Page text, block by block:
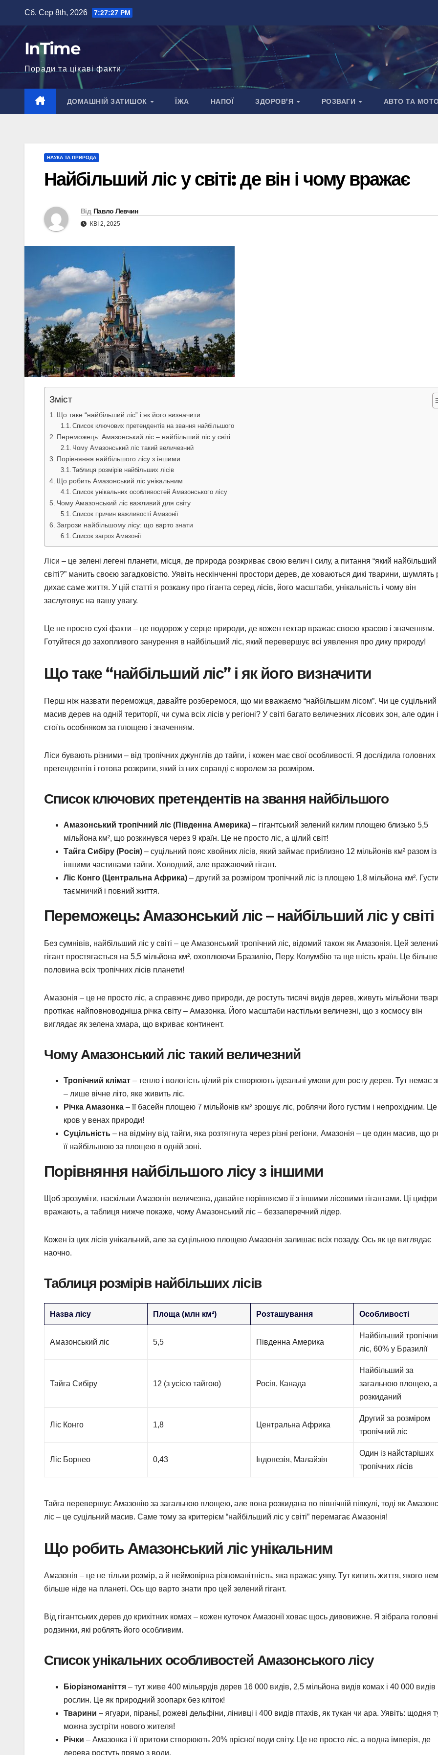
вмісту
Сб. Сер 8th, 2026 7:27:28 PM
InTime
Поради та цікаві факти
ДОМАШНІЙ ЗАТИШОК ЇЖА НАПОЇ ЗДОРОВ’Я РОЗВАГИ АВТО ТА
НАУКА ТА ПРИРОДА
Найбільший ліс у світі: де він і чому вражає
Від Павло Левчин
КВІ 2, 2025
Зміст
Що таке “найбільший ліс” і як його визначити
Список ключових претендентів на звання найбільшого
Переможець: Амазонський ліс – найбільший ліс у світі
Чому Амазонський ліс такий величезний
Порівняння найбільшого лісу з іншими
Таблиця розмірів найбільших лісів
Що робить Амазонський ліс унікальним
Список унікальних особливостей Амазонського лісу
Чому Амазонський ліс важливий для світу
Список причин важливості Амазонії
Загрози найбільшому лісу: що варто знати
Список загроз Амазонії
Ліси – це зелені легені планети, місця, де природа розкриває свою велич і силу, а питання “який найбільший
світі?” манить своєю загадковістю. Уявіть нескінченні простори дерев, де ховаються дикі тварини, шумлять
дихає саме життя. У цій статті я розкажу про гіганта серед лісів, його масштаби, унікальність і чому він
заслуговує на вашу увагу.
Це не просто сухі факти – це подорож у серце природи, де кожен гектар вражає своєю красою і значенням.
Готуйтеся до захопливого занурення в найбільший ліс, який перевершує всі уявлення про дику природу!
Що таке “найбільший ліс” і як його визначити
Перш ніж назвати переможця, давайте розберемося, що ми вважаємо “найбільшим лісом”. Чи це суцільний
масив дерев на одній території, чи сума всіх лісів у регіоні? У світі багато величезних лісових зон, але один
стоїть особняком за площею і значенням.
Ліси бувають різними – від тропічних джунглів до тайги, і кожен має свої особливості. Я дослідила головних
претендентів і готова розкрити, який із них справді є королем за розміром.
Список ключових претендентів на звання найбільшого
Амазонський тропічний ліс (Південна Америка) – гігантський зелений килим площею близько 5,5
мільйона км², що розкинувся через 9 країн. Це не просто ліс, а цілий світ!
Тайга Сибіру (Росія) – суцільний пояс хвойних лісів, який займає приблизно 12 мільйонів км² разом із
іншими частинами тайги. Холодний, але вражаючий гігант.
Ліс Конго (Центральна Африка) – другий за розміром тропічний ліс із площею 1,8 мільйона км².
таємничий і повний життя.
Переможець: Амазонський ліс – найбільший ліс у світі
Без сумнівів, найбільший ліс у світі – це Амазонський тропічний ліс, відомий також як Амазонія. Цей
гігант простягається на 5,5 мільйона км², охоплюючи Бразилію, Перу, Колумбію та ще шість країн. Це
половина всіх тропічних лісів планети!
Амазонія – це не просто ліс, а справжнє диво природи, де ростуть тисячі видів дерев, живуть мільйони
протікає найповноводніша річка світу – Амазонка. Його масштаби настільки величезні, що з космосу він
виглядає як зелена хмара, що вкриває континент.
Чому Амазонський ліс такий величезний
Тропічний клімат – тепло і вологість цілий рік створюють ідеальні умови для росту дерев. Тут немає
– лише вічне літо, яке живить ліс.
Річка Амазонка – її басейн площею 7 мільйонів км² зрошує ліс, роблячи його густим і непрохідним. Це
кров у венах природи!
Суцільність – на відміну від тайги, яка розтягнута через різні регіони, Амазонія – це один масив, що
її найбільшою за площею в одній зоні.
Порівняння найбільшого лісу з іншими
Щоб зрозуміти, наскільки Амазонія величезна, давайте порівняємо її з іншими лісовими гігантами. Ці цифри
вражають, а таблиця нижче покаже, чому Амазонський ліс – беззаперечний лідер.
Кожен із цих лісів унікальний, але за суцільною площею Амазонія залишає всіх позаду. Ось як це виглядає
наочно.
Таблиця розмірів найбільших лісів
Назва лісу Площа (млн км²) Розташування Особливості
Амазонський ліс 5,5 Південна Америка
Найбільший
ліс, 60% у Бразилії
Тайга Сибіру 12 (з усією тайгою) Росія, Канада
Найбільший за
загальною площею,
розкиданий
Ліс Конго 1,8 Центральна Африка
Другий за розміром
тропічний ліс
Ліс Борнео 0,43 Індонезія, Малайзія
Один із найстаріших
тропічних лісів
Тайга перевершує Амазонію за загальною площею, але вона розкидана по північній півкулі, тоді як
ліс – це суцільний масив. Саме тому за критерієм “найбільший ліс у світі” перемагає Амазонія!
Що робить Амазонський ліс унікальним
Амазонія – це не тільки розмір, а й неймовірна різноманітність, яка вражає уяву. Тут кипить життя, якого
більше ніде на планеті. Ось що варто знати про цей зелений гігант.
Від гігантських дерев до крихітних комах – кожен куточок Амазонії ховає щось дивовижне. Я зібрала головні
родзинки, які роблять його особливим.
Список унікальних особливостей Амазонського лісу
Біорізноманіття – тут живе 400 мільярдів дерев 16 000 видів, 2,5 мільйона видів комах і 40 000 видів
рослин. Це як природний зоопарк без кліток!
Тварини – ягуари, піраньї, рожеві дельфіни, лінивці і 400 видів птахів, як тукан чи ара. Уявіть: щодня
можна зустріти нового жителя!
Річки – Амазонка і її притоки створюють 20% прісної води світу. Це не просто ліс, а водна імперія, де
дерева ростуть прямо з води.